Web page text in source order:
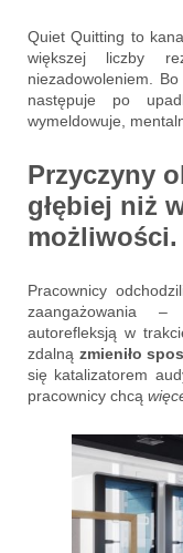
Quiet Quitting to
większej liczby
niezadowoleniem.
następuje po
wymeldowuje,
Przyczyny
głębiej niż
możliwości.
Pracownicy
zaangażowania –
autorefleksją w
zdalną zmieniło
się katalizatorem
pracownicy chcą